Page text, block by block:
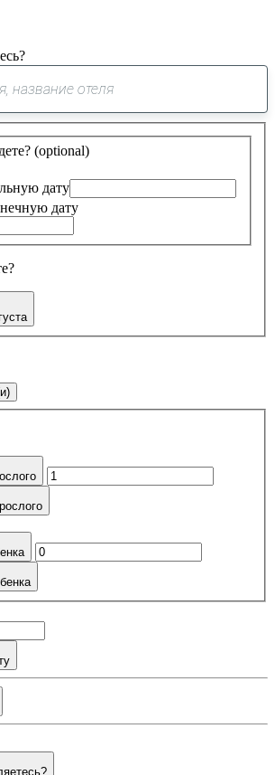
0
предложение
найдено
(optional)
дату
дату